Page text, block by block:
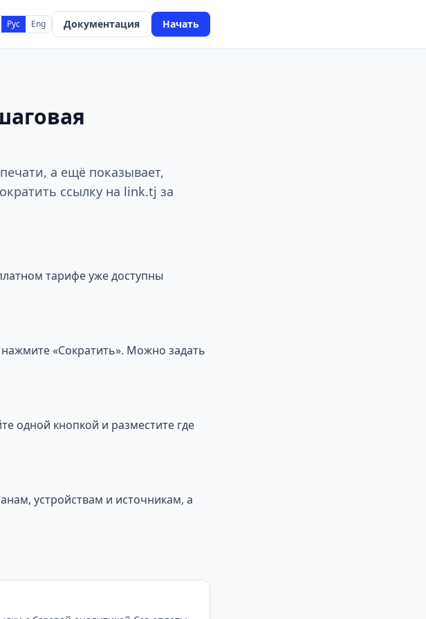
Рус Eng Документация Начать
а ещё показывает,
ссылку на link.tj за
тарифе уже доступны
«Сократить». Можно задать
одной кнопкой и разместите где
устройствам и источникам, а